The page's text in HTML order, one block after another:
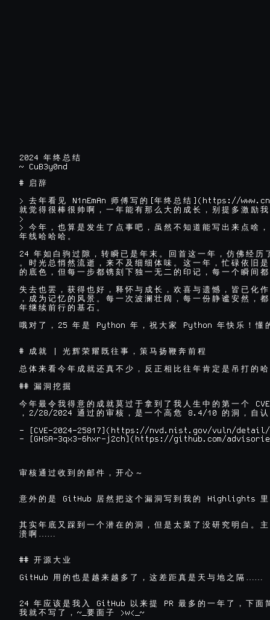
2024 年 终 总 结
~ CuB3y0nd
#
启 辞
> 去 年 看 见 N1nEmAn 师 傅 写 的 年 终 总 结 ](https://
就 觉 得 很 棒 很 帅 啊 ， 一 年 能 有 那 么 大 的 成 长 ， 别 提 多 激 励 我
>
> 今 年 ， 也 算 是 发 生 了 点 事 吧 ， 虽 然 不 知 道 能 写 出 来 点 啥
，
年 线 哈 哈 哈 。
24 年 如 白 驹 过 隙 ， 转 瞬 已 是 年 末 。 回 首 这 一 年 ， 仿 佛 经 历
。
时 光 总 悄 然 流 逝 ， 来 不 及 细 细 体 味 。 这 一 年 ， 忙 碌 依 旧 是
的 底 色 ， 但 每 一 步 都 镌 刻 下 独 一 无 二 的 印 记 ， 每 一 个 瞬 间 都
失 去 也 罢 ， 获 得 也 好 ， 释 怀 与 成 长 ， 欢 喜 与 遗 憾 ， 皆 已 化 作
，
成 为 记 忆 的 风 景 。 每 一 次 波 澜 壮 阔 ， 每 一 份 静 谧 安 然 ，
都
年 继 续 前 行 的 基 石 。
哦 对 了 ， 25 年 是 Python 年 ， 祝 大 家 Python 年 快 乐 ！ 懂
# 成 就 光 辉 荣 耀 既 往 事 ， 策 马 扬 鞭 奔 前 程
总 体 来 看 今 年 成 就 还 真 不 少 ， 反 正 相 比 往 年 肯 定 是 吊 打 的 哈
## 漏 洞 挖 掘
今 年 最 令 我 得 意 的 成 就 莫 过 于 拿 到 了 我 人 生 中 的 第 一 个
， 2/28/2024 通 过 的 审 核 ， 是 一 个 高 危 8.4/10 的 洞 ， 自 认
- [CVE-2024-25817](https://nvd.nist.gov/vuln/detail/
审 核 通 过 收 到 的 邮 件 ， 开 心 ～
意 外 的 是 GitHub 居 然 把 这 个 漏 洞 写 到 我 的 Highlights 里
其 实 年 底 又 踩 到 一 个 潜 在 的 洞 ， 但 是 太 菜 了 没 研 究 明 白 。
主
溃 啊
## 开 源 大 业
GitHub 用 的 也 是 越 来 越 多 了 ， 这 差 距 真 是 天 与 地 之 隔
24 年 应 该 是 我 入 GitHub 以 来 提 PR 最 多 的 一 年 了 ， 下 面
我 就 不 写 了 ， ~_ 要 面 子 >w<_~